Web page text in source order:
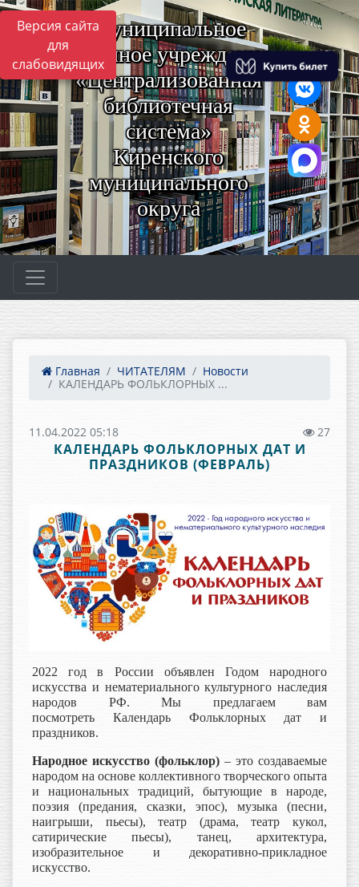
Версия сайта
для
слабовидящих
Муниципальное
казённое учреждение
«Централизованная
библиотечная
система»
Киренского
муниципального
округа
Главная ЧИТАТЕЛЯМ
Новости
КАЛЕНДАРЬ ФОЛЬКЛОРНЫХ ...
11.04.2022 05:18 27
КАЛЕНДАРЬ ФОЛЬКЛОРНЫХ ДАТ И
ПРАЗДНИКОВ (ФЕВРАЛЬ)
2022 год в России объявлен Годом народного
искусства и нематериального культурного наследия
народов РФ. Мы предлагаем вам
посмотреть Календарь Фольклорных дат и
праздников.
Народное искусство (фольклор) – это создаваемые
народом на основе коллективного творческого опыта
и национальных традиций, бытующие в народе,
поэзия (предания, сказки, эпос), музыка (песни,
наигрыши, пьесы), театр (драма, театр кукол,
сатирические пьесы), танец, архитектура,
изобразительное и декоративно-прикладное
искусство.